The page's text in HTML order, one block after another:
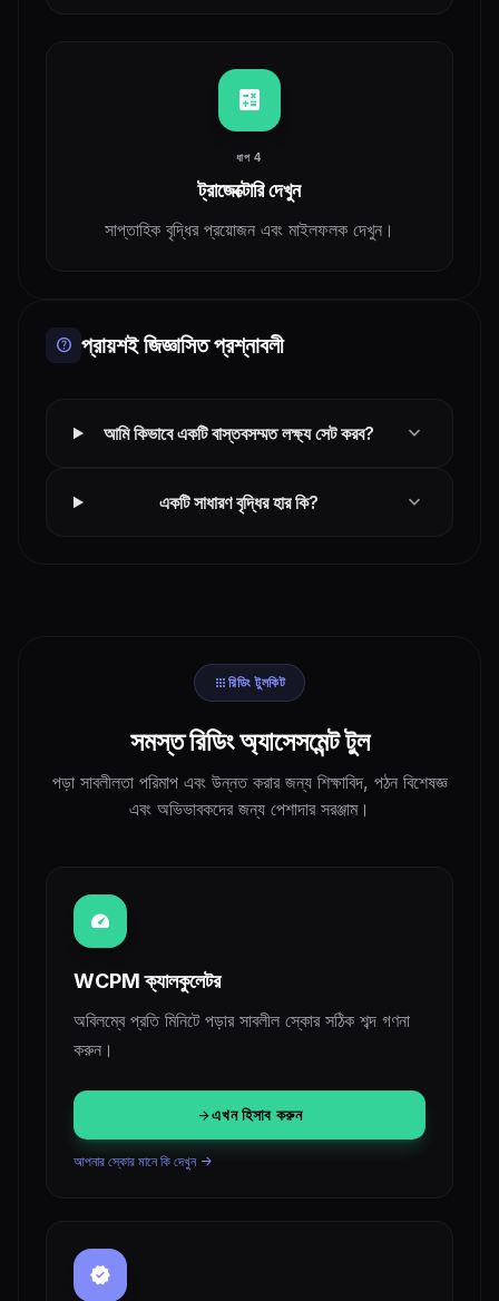
calculate
ধাপ 4
ট্রাজেক্টোরি দেখুন
সাপ্তাহিক বৃদ্ধির প্রয়োজন এবং মাইলফলক দেখুন।
help প্রায়শই জিজ্ঞাসিত প্রশ্নাবলী
আমি কিভাবে একটি বাস্তবসম্মত লক্ষ্য সেট করব? expand_more
একটি সাধারণ বৃদ্ধির হার কি? expand_more
appsরিডিং টুলকিট
সমস্ত রিডিং অ্যাসেসমেন্ট টুল
পড়া সাবলীলতা পরিমাপ এবং উন্নত করার জন্য শিক্ষাবিদ, পঠন বিশেষজ্ঞ
এবং অভিভাবকদের জন্য পেশাদার সরঞ্জাম।
speed
WCPM ক্যালকুলেটর
অবিলম্বে প্রতি মিনিটে পড়ার সাবলীল স্কোর সঠিক শব্দ গণনা
করুন।
arrow_forwardএখন হিসাব করুন
আপনার স্কোর মানে কি দেখুন ->
verified